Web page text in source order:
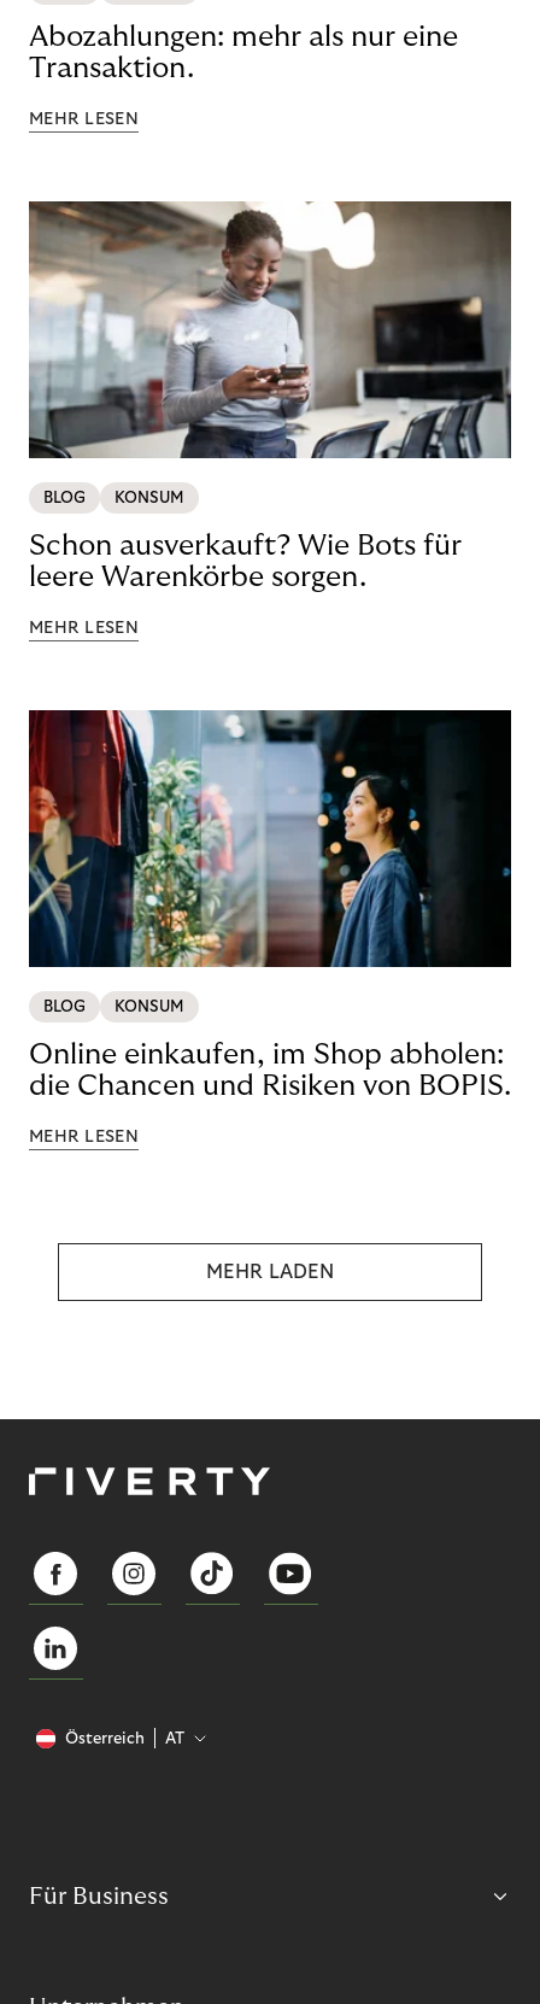
Abozahlungen: mehr als nur eine
Transaktion.
MEHR LESEN
BLOG KONSUM
Schon ausverkauft? Wie Bots für
leere Warenkörbe sorgen.
MEHR LESEN
BLOG KONSUM
Online einkaufen, im Shop abholen:
die Chancen und Risiken von BOPIS.
MEHR LESEN
MEHR LADEN
Österreich AT
Für Business